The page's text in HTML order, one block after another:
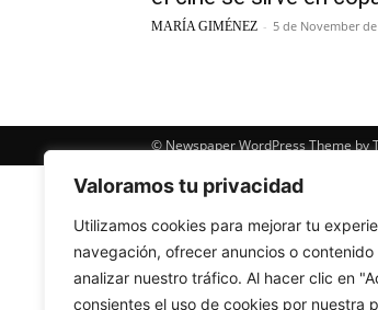
Valoramos tu privacidad
Utilizamos cookies para mejorar tu
navegación, ofrecer anuncios o
analizar nuestro tráfico. Al hacer clic en
consientes el uso de cookies por nuestra
MARÍA GIMÉNEZ - 5 de November
© Newspaper WordPress Theme by